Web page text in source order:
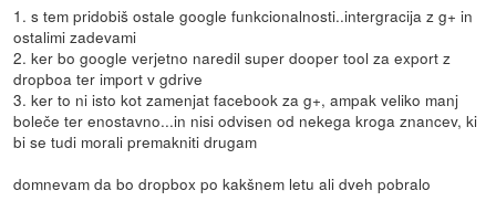
1. s tem pridobiš ostale google funkcionalnosti..intergracija z g+ in
ostalimi zadevami
2. ker bo google verjetno naredil super dooper tool za export z
dropboa ter import v gdrive
3. ker to ni isto kot zamenjat facebook za g+, ampak veliko manj
boleče ter enostavno...in nisi odvisen od nekega kroga znancev, ki
bi se tudi morali premakniti drugam
domnevam da bo dropbox po kakšnem letu ali dveh pobralo